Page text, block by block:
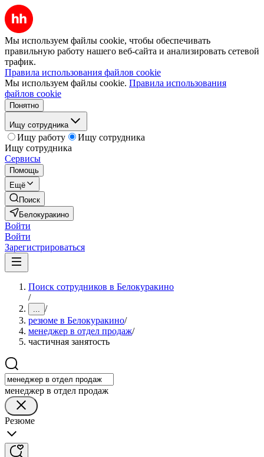
Мы используем файлы cookie, чтобы обеспечивать
правильную работу нашего веб-сайта и анализировать сетевой
трафик.
Правила использования файлов cookie
Мы используем файлы cookie. Правила использования
файлов cookie
Понятно
Ищу сотрудника
Ищу работу
Ищу сотрудника
Ищу сотрудника
Сервисы
Помощь
Ещё
Поиск
Белокуракино
Войти
Войти
Зарегистрироваться
Поиск сотрудников в Белокуракино
/
... /
резюме в Белокуракино/
менеджер в отдел продаж/
частичная занятость
менеджер в отдел продаж
Резюме